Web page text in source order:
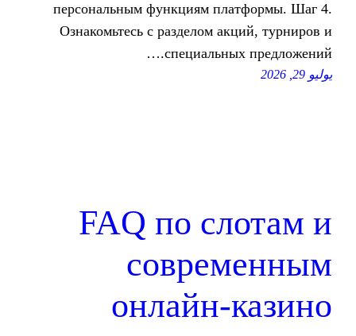
персональным функциям
Ознакомьтесь с разделом
FAQ по
онлайн-